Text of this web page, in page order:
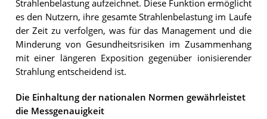
Strahlenbelastung aufzeichnet. Diese Funktion ermöglicht
es den Nutzern, ihre gesamte Strahlenbelastung im Laufe
der Zeit zu verfolgen, was für das Management und die
Minderung von Gesundheitsrisiken im Zusammenhang
mit einer längeren Exposition gegenüber ionisierender
Strahlung entscheidend ist.
Die Einhaltung der nationalen Normen gewährleistet
die Messgenauigkeit